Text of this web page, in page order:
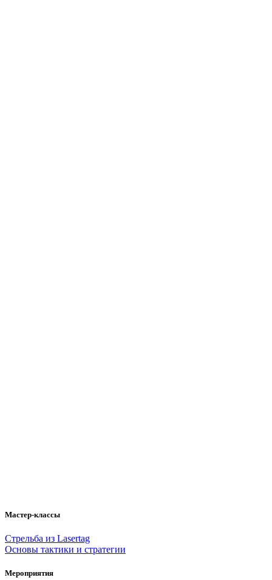
Мастер-классы
Стрельба из Lasertag
Основы тактики и стратегии
Мероприятия